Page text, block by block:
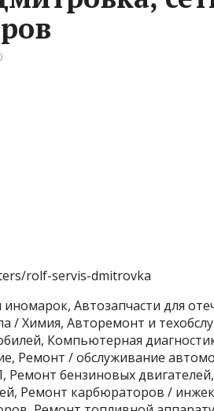
rolf-servis-dmitrovka
Автозапчасти для
/ Химия, Авторемонт и
Компьютерная
Ремонт / обслуживание
Ремонт бензиновых
Ремонт карбюраторов /